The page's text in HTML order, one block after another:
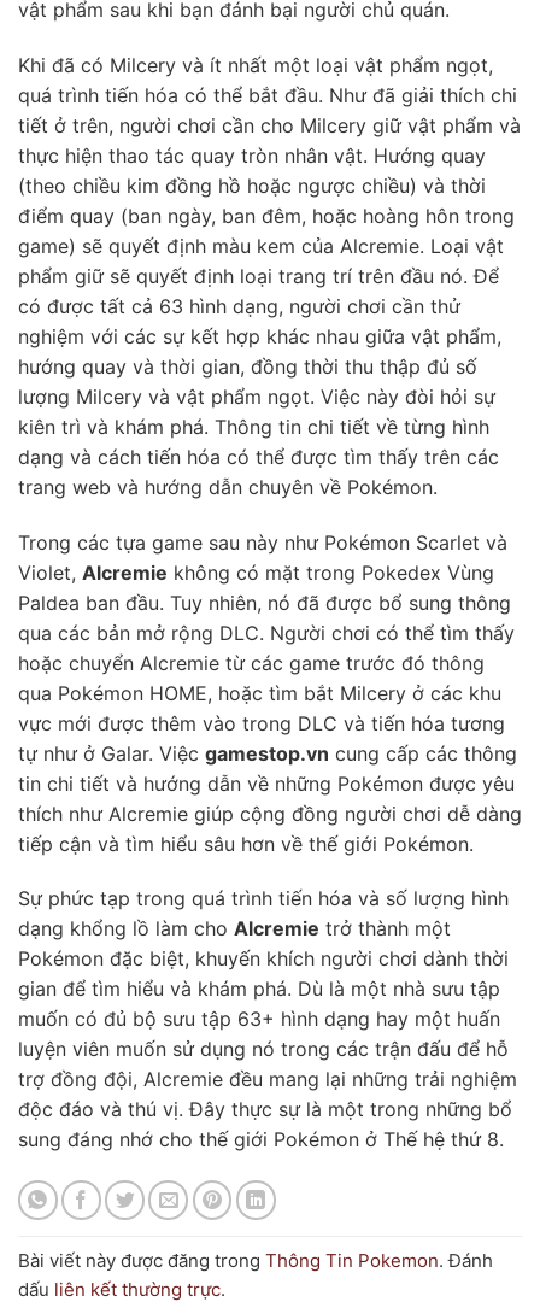
vật phẩm sau khi bạn đánh bại người chủ quán.
Khi đã có Milcery và ít nhất một loại vật phẩm ngọt,
quá trình tiến hóa có thể bắt đầu. Như đã giải thích chi
tiết ở trên, người chơi cần cho Milcery giữ vật phẩm và
thực hiện thao tác quay tròn nhân vật. Hướng quay
(theo chiều kim đồng hồ hoặc ngược chiều) và thời
điểm quay (ban ngày, ban đêm, hoặc hoàng hôn trong
game) sẽ quyết định màu kem của Alcremie. Loại vật
phẩm giữ sẽ quyết định loại trang trí trên đầu nó. Để
có được tất cả 63 hình dạng, người chơi cần thử
nghiệm với các sự kết hợp khác nhau giữa vật phẩm,
hướng quay và thời gian, đồng thời thu thập đủ số
lượng Milcery và vật phẩm ngọt. Việc này đòi hỏi sự
kiên trì và khám phá. Thông tin chi tiết về từng hình
dạng và cách tiến hóa có thể được tìm thấy trên các
trang web và hướng dẫn chuyên về Pokémon.
Trong các tựa game sau này như Pokémon Scarlet và
Violet, Alcremie không có mặt trong Pokedex Vùng
Paldea ban đầu. Tuy nhiên, nó đã được bổ sung thông
qua các bản mở rộng DLC. Người chơi có thể tìm thấy
hoặc chuyển Alcremie từ các game trước đó thông
qua Pokémon HOME, hoặc tìm bắt Milcery ở các khu
vực mới được thêm vào trong DLC và tiến hóa tương
tự như ở Galar. Việc gamestop.vn cung cấp các thông
tin chi tiết và hướng dẫn về những Pokémon được yêu
thích như Alcremie giúp cộng đồng người chơi dễ dàng
tiếp cận và tìm hiểu sâu hơn về thế giới Pokémon.
Sự phức tạp trong quá trình tiến hóa và số lượng hình
dạng khổng lồ làm cho Alcremie trở thành một
Pokémon đặc biệt, khuyến khích người chơi dành thời
gian để tìm hiểu và khám phá. Dù là một nhà sưu tập
muốn có đủ bộ sưu tập 63+ hình dạng hay một huấn
luyện viên muốn sử dụng nó trong các trận đấu để hỗ
trợ đồng đội, Alcremie đều mang lại những trải nghiệm
độc đáo và thú vị. Đây thực sự là một trong những bổ
sung đáng nhớ cho thế giới Pokémon ở Thế hệ thứ 8.
Bài viết này được đăng trong Thông Tin Pokemon. Đánh
dấu liên kết thường trực.